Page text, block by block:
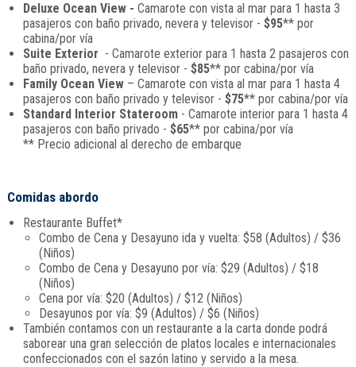
Deluxe Ocean View - Camarote con vista al mar para 1 hasta 3
pasajeros con baño privado, nevera y televisor - $95** por
cabina/por vía
Suite Exterior - Camarote exterior para 1 hasta 2 pasajeros con
baño privado, nevera y televisor - $85** por cabina/por vía
Family Ocean View– Camarote con vista al mar para 1 hasta 4
pasajeros con baño privado y televisor - $75** por cabina/por vía
Standard Interior Stateroom- Camarote interior para 1 hasta 4
pasajeros con baño privado - $65** por cabina/por vía
** Precio adicional al derecho de embarque
Comidas abordo
Restaurante Buffet*
Combo de Cena y Desayuno ida y vuelta: $58 (Adultos) / $36
(Niños)
Combo de Cena y Desayuno por vía: $29 (Adultos) / $18
(Niños)
Cena por vía: $20 (Adultos) / $12 (Niños)
Desayunos por vía: $9 (Adultos) / $6 (Niños)
También contamos con un restaurante a la carta donde podrá
saborear una gran selección de platos locales e internacionales
confeccionados con el sazón latino y servido a la mesa.